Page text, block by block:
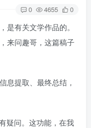
0 4655 0
是有关文学作品的。
来问趣哥，这篇稿子
息提取、最终总结，
疑问。这功能，在我